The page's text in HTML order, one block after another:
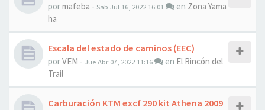
pormafeba - Sab Jul 16, 2022 16:01 en Zona Yama
ha
Escala del estado de caminos (EEC)
porVEM - Jue Abr 07, 2022 11:16 en El Rincón del
Trail
Carburación KTM excf 290 kit Athena 2009